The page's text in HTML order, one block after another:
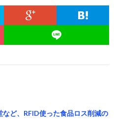
など、RFID使った食品ロス削減の